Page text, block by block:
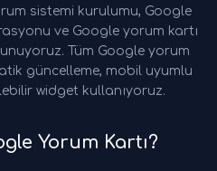
sistemi kurulumu, Google
ve Google yorum kartı
Tüm Google yorum
güncelleme, mobil uyumlu
widget kullanıyoruz.
Yorum Kartı?